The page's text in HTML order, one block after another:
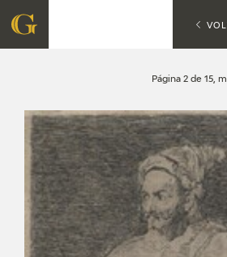
QUIENES SOMOS
CENTRO DE INVESTIGACIÓN Y
ACCIÓN CORPORATIVA
SEDE
Página 2 de 15,